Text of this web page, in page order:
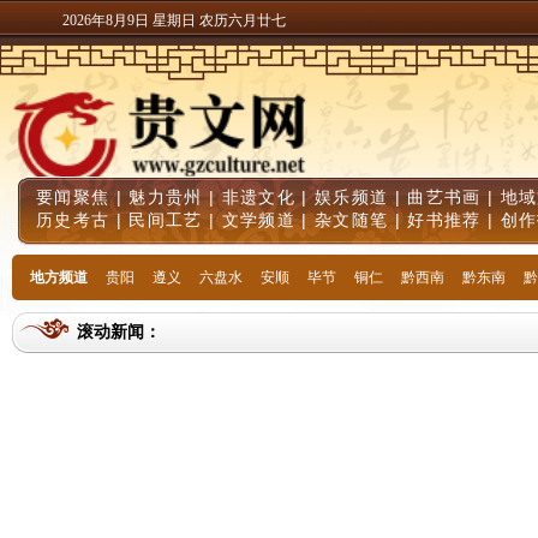
2026年8月9日 星期日 农历六月廿七
要闻聚焦| 魅力贵州|非遗文化 |娱乐频道 | 曲艺书画 | 地
历史考古 | 民间工艺 |文学频道|杂文随笔 |好书推荐 | 创
地方频道 贵阳 遵义 六盘水 安顺 毕节 铜仁 黔西南 黔东南
滚动新闻：